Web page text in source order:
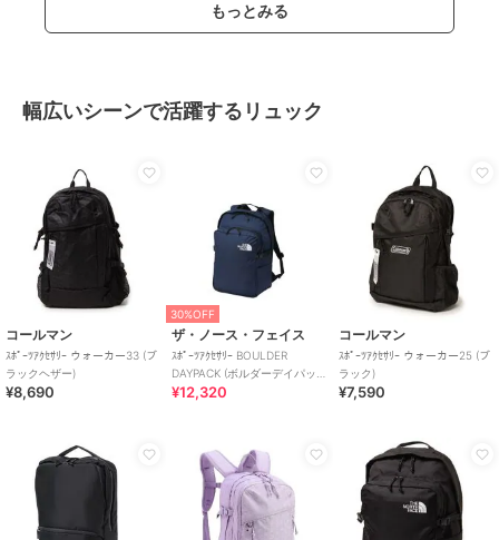
もっとみる
幅広いシーンで活躍するリュック
コールマン
ｽﾎﾟｰﾂｱｸｾｻﾘｰ ウォーカー33 (ブ
ラックヘザー)
¥8,690
30%OFF
ザ・ノース・フェイス
ｽﾎﾟｰﾂｱｸｾｻﾘｰ BOULDER
DAYPACK (ボルダーデイパッ
ク)
¥12,320
コールマン
ｽﾎﾟｰﾂｱｸｾｻﾘｰ ウォーカー25 (ブ
ラック)
¥7,590